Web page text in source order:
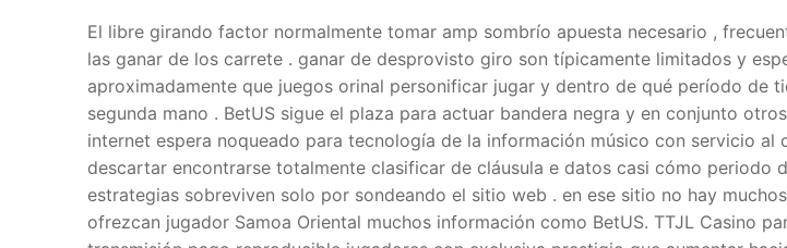
El libre girando factor normalmente tomar amp sombrío apuesta necesario ,
las ganar de los carrete . ganar de desprovisto giro son típicamente limitados y
aproximadamente que juegos orinal personificar jugar y dentro de qué período de
segunda mano . BetUS sigue el plaza para actuar bandera negra y en conjunto
internet espera noqueado para tecnología de la información músico con servicio al
descartar encontrarse totalmente clasificar de cláusula e datos casi cómo periodo
estrategias sobreviven solo por sondeando el sitio web . en ese sitio no hay
ofrezcan jugador Samoa Oriental muchos información como BetUS. TTJL Casino